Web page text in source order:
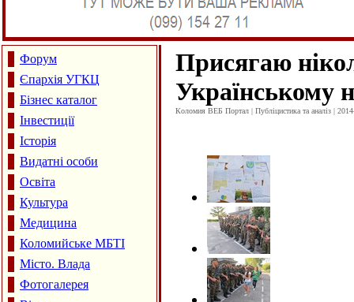
Форум
Єпархія УГКЦ
Бізнес каталог
Інвестиції
Історія
Видатні особи
Освіта
Культура
Медицина
Коломийське МБТІ
Місто. Влада
Фотогалерея
Присягаю
Українському
Коломия ВЕБ Портал | Публіцистика та аналіз |